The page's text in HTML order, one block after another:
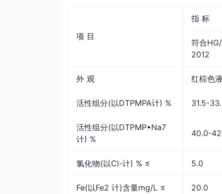
项 目
指 标
符合
2012
外 观 红棕色
活性组分(以DTPMPA计) % 31.5-
活性组分(以DTPMP•Na7
计) %
40.0-
氯化物(以Cl-计) % ≤ 5.0
Fe(以Fe2 计)含量mg/L ≤ 20.0